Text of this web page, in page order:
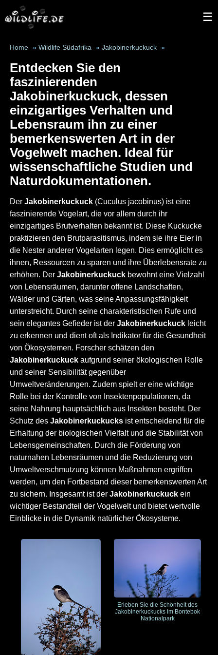
☰
Home » Wildlife Südafrika » Jakobinerkuckuck »
Entdecken Sie den
faszinierenden
Jakobinerkuckuck, dessen
einzigartiges Verhalten und
Lebensraum ihn zu einer
bemerkenswerten Art in der
Vogelwelt machen. Ideal für
wissenschaftliche Studien und
Naturdokumentationen.
Der Jakobinerkuckuck (Cuculus jacobinus) ist eine
faszinierende Vogelart, die vor allem durch ihr
einzigartiges Brutverhalten bekannt ist. Diese Kuckucke
praktizieren den Brutparasitismus, indem sie ihre Eier in
die Nester anderer Vogelarten legen. Dies ermöglicht es
ihnen, Ressourcen zu sparen und ihre Überlebensrate zu
erhöhen. Der Jakobinerkuckuck bewohnt eine Vielzahl
von Lebensräumen, darunter offene Landschaften,
Wälder und Gärten, was seine Anpassungsfähigkeit
unterstreicht. Durch seine charakteristischen Rufe und
sein elegantes Gefieder ist der Jakobinerkuckuck leicht
zu erkennen und dient oft als Indikator für die Gesundheit
von Ökosystemen. Forscher schätzen den
Jakobinerkuckuck aufgrund seiner ökologischen Rolle
und seiner Sensibilität gegenüber
Umweltveränderungen. Zudem spielt er eine wichtige
Rolle bei der Kontrolle von Insektenpopulationen, da
seine Nahrung hauptsächlich aus Insekten besteht. Der
Schutz des Jakobinerkuckucks ist entscheidend für die
Erhaltung der biologischen Vielfalt und die Stabilität von
Lebensgemeinschaften. Durch die Förderung von
naturnahen Lebensräumen und die Reduzierung von
Umweltverschmutzung können Maßnahmen ergriffen
werden, um den Fortbestand dieser bemerkenswerten Art
zu sichern. Insgesamt ist der Jakobinerkuckuck ein
wichtiger Bestandteil der Vogelwelt und bietet wertvolle
Einblicke in die Dynamik natürlicher Ökosysteme.
Erleben Sie die Schönheit des
Jakobinerkuckucks im Bontebok
Nationalpark